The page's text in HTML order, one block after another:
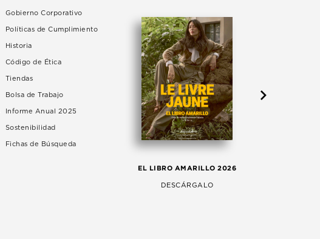
Gobierno Corporativo
Políticas de Cumplimiento
Historia
Código de Ética
Tiendas
Bolsa de Trabajo
Informe Anual 2025
Sostenibilidad
Fichas de Búsqueda
EL LIBRO AMARILLO 2026
DESCÁRGALO